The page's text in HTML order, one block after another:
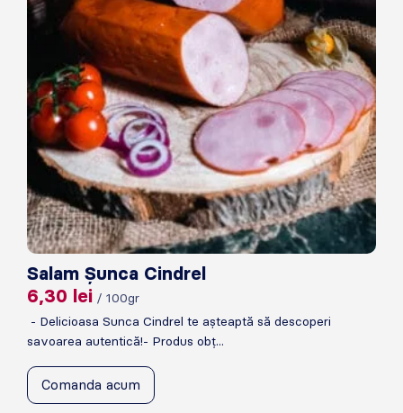
Salam Șunca Cindrel
6,30 lei / 100gr
- Delicioasa Sunca Cindrel te așteaptă să descoperi
savoarea autentică!- Produs obț...
Comanda acum